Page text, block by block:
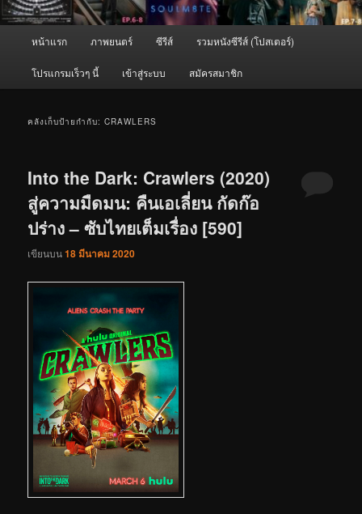
หน้าแรก ภาพยนตร์ ซีรีส์ รวมหนังซีรีส์ (โปสเตอร์)
โปรแกรมเร็วๆ นี้ เข้าสู่ระบบ สมัครสมาชิก
คลังเก็บป้ายกำกับ:CRAWLERS
Into the Dark: Crawlers (2020)
สู่ความมืดมน: คืนเอเลี่ยน กัดก๊อ
ปร่าง – ซับไทยเต็มเรื่อง [590]
เขียนบน18 มีนาคม 2020